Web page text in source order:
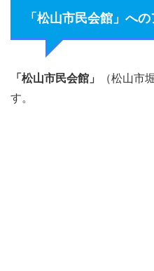
「松山市民会館」へ
「松山市民会館」
（松山市
す。